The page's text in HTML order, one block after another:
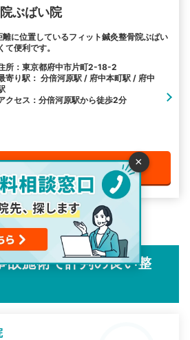
ぶばい院
に位置しているフィット鍼灸整骨院ぶばい
て便利です。
所：東京都府中市片町2-18-2
寄り駅： 分倍河原駅 / 府中本町駅 / 府中
クセス：分倍河原駅から徒歩2分
1/3
故施術で評判の良い整
×